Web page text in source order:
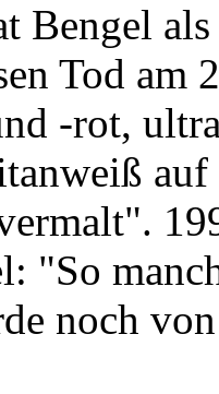
Bengel
Tod am
-rot,
"So
noch